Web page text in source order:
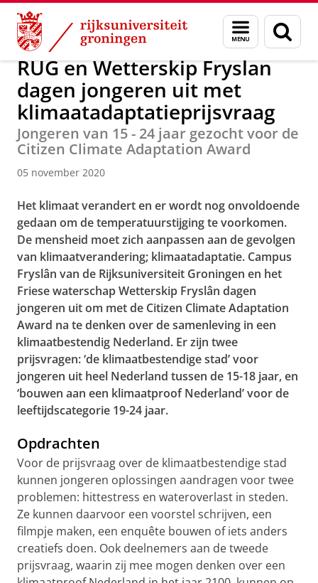
Skip
Content
Skip
Navigation
Menu
en
zoeken
Over ons Actueel Nieuws Nieuwsberichten
RUG en Wetterskip Fryslan
dagen jongeren uit met
klimaatadaptatieprijsvraag
Jongeren van 15 - 24 jaar gezocht voor de
Citizen Climate Adaptation Award
05 november 2020
Het klimaat verandert en er wordt nog onvoldoende
gedaan om de temperatuurstijging te voorkomen.
De mensheid moet zich aanpassen aan de gevolgen
van klimaatverandering; klimaatadaptatie. Campus
Fryslân van de Rijksuniversiteit Groningen en het
Friese waterschap Wetterskip Fryslân dagen
jongeren uit om met de Citizen Climate Adaptation
Award na te denken over de samenleving in een
klimaatbestendig Nederland. Er zijn twee
prijsvragen: ‘de klimaatbestendige stad’ voor
jongeren uit heel Nederland tussen de 15-18 jaar, en
‘bouwen aan een klimaatproof Nederland’ voor de
leeftijdscategorie 19-24 jaar.
Opdrachten
Voor de prijsvraag over de klimaatbestendige stad
kunnen jongeren oplossingen aandragen voor twee
problemen: hittestress en wateroverlast in steden.
Ze kunnen daarvoor een voorstel schrijven, een
filmpje maken, een enquête bouwen of iets anders
creatiefs doen. Ook deelnemers aan de tweede
prijsvraag, waarin zij mee mogen denken over een